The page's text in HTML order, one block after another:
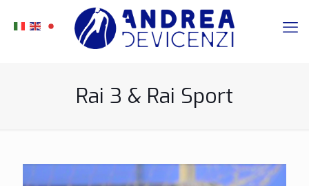
Rai 3 & Rai Sport